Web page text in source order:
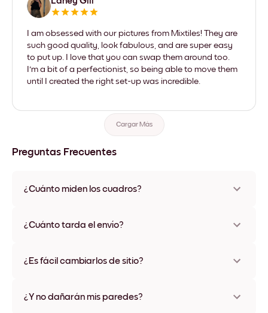
I am obsessed with our pictures from Mixtiles! They are
such good quality, look fabulous, and are super easy
to put up. I love that you can swap them around too.
I'm a bit of a perfectionist, so being able to move them
until I created the right set-up was incredible.
Cargar Más
Preguntas Frecuentes
¿Cuánto miden los cuadros?
varios materiales y colores de marco, incluidas opciones sin
¿Cuánto tarda el envío?
disponibles en algunos países. Te enviaremos un número de
¿Es fácil cambiarlos de sitio?
ningún daño
¿Y no dañarán mis paredes?